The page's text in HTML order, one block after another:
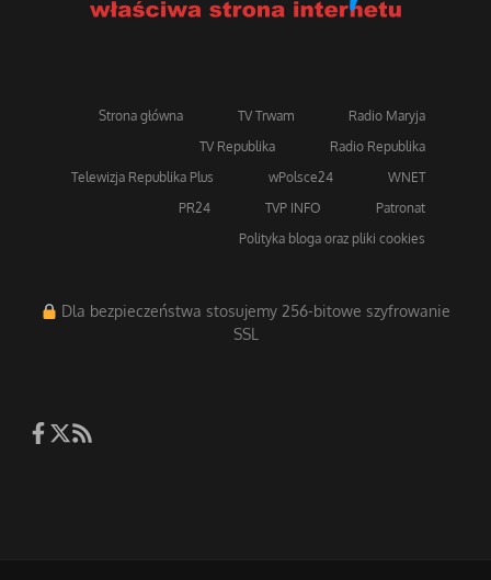
Strona główna TV Trwam
Radio Maryja
TV Republika
Radio Republika
Telewizja Republika Plus
wPolsce24
WNET
PR24
TVP INFO
Patronat
Polityka bloga oraz pliki cookies
Dla bezpieczeństwa stosujemy 256-bitowe szyfrowanie
SSL